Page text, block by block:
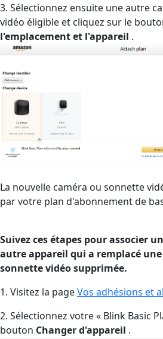
3. Sélectionnez ensuite une autre
vidéo éligible et cliquez sur le
l'emplacement et l'appareil .
La nouvelle caméra ou sonnette
par votre plan d'abonnement de
Suivez ces étapes pour associer
autre appareil qui a remplacé
sonnette vidéo supprimée.
1. Visitez la pageVos adhésions et
2. Sélectionnez votre « Blink Basic
bouton Changer d'appareil .